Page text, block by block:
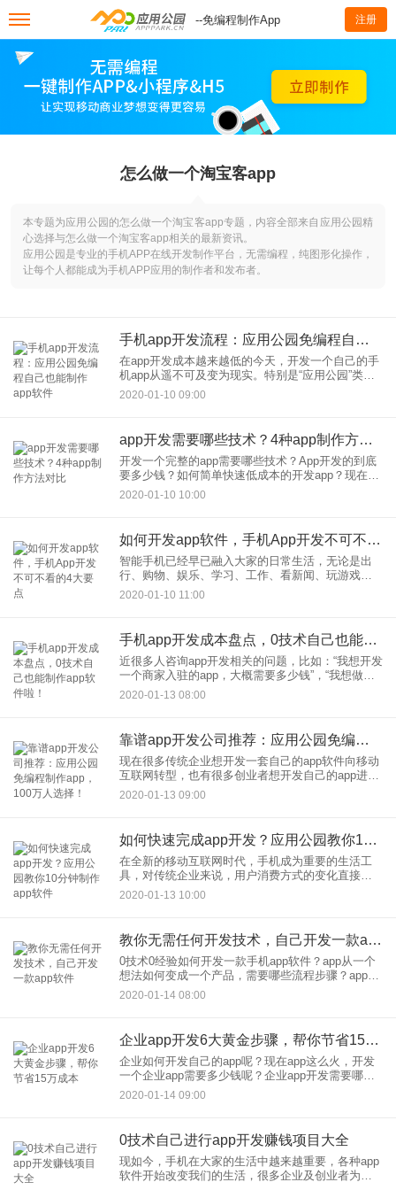
--免编程制作App 注册
怎么做一个淘宝客app
本专题为应用公园的怎么做一个淘宝客app专题，内容全部来自应用公园精
心选择与怎么做一个淘宝客app相关的最新资讯。
应用公园是专业的手机APP在线开发制作平台，无需编程，纯图形化操作，
让每个人都能成为手机APP应用的制作者和发布者。
手机app开发流程：应用公园免编程自己也能制作app软件
在app开发成本越来越低的今天，开发一个自己的手
机app从遥不可及变为现实。特别是“应用公园”类免
编程app在线制作模式的出现，让普通人完全不用专
业的开发技术，自己也能制作出专业的手机app软
2020-01-10 09:00
app开发需要哪些技术？4种app制作方法对比
开发一个完整的app需要哪些技术？App开发的到底
要多少钱？如何简单快速低成本的开发app？现在，
市场上的app开发可以分为4种不同的app开发方式，
不同的app开发方式，对app技术、开发人员、开发
2020-01-10 10:00
如何开发app软件，手机App开发不可不看的4大要点
智能手机已经早已融入大家的日常生活，无论是出
行、购物、娱乐、学习、工作、看新闻、玩游戏等
等，都离不开各种各样的手机app，手机app为大家
打开了移动互联网时代新生活的大门，app开发自然
2020-01-10 11:00
手机app开发成本盘点，0技术自己也能制作app软件啦！
近很多人咨询app开发相关的问题，比如：“我想开发
一个商家入驻的app，大概需要多少钱”，“我想做一
个类似美团的app，可以送外卖，成本大概多
少”、“我有一个非常好的创意.......做出来要多少钱”
2020-01-13 08:00
靠谱app开发公司推荐：应用公园免编程制作app，100万人选择！
现在很多传统企业想开发一套自己的app软件向移动
互联网转型，也有很多创业者想开发自己的app进行
资源整合、创业赚钱。如何找到一家优质的app开发
公司是大家关系的问题。App开发公司哪家好？如何
2020-01-13 09:00
如何快速完成app开发？应用公园教你10分钟制作app软件
在全新的移动互联网时代，手机成为重要的生活工
具，对传统企业来说，用户消费方式的变化直接导
致营销模式的变化，这其中，外卖行业明显不过
了。现在的白领阶层，大家通过手机app软件点餐已
2020-01-13 10:00
教你无需任何开发技术，自己开发一款app软件
0技术0经验如何开发一款手机app软件？app从一个
想法如何变成一个产品，需要哪些流程步骤？app开
发的方式比较多，开发的技术选择也很多，不同的
人可以会有不同的方法，这里回忆一下我个人的app
2020-01-14 08:00
企业app开发6大黄金步骤，帮你节省15万成本
企业如何开发自己的app呢？现在app这么火，开发
一个企业app需要多少钱呢？企业app开发需要哪些
步骤，如何准备？这里为大家详细介绍一下，企业
app开发中的那些关键的步骤：企业app开发，一般
2020-01-14 09:00
0技术自己进行app开发赚钱项目大全
现如今，手机在大家的生活中越来越重要，各种app
软件开始改变我们的生活，很多企业及创业者为了